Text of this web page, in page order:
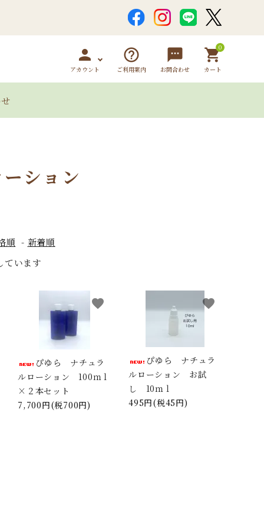
person
アカウント
help_outline
ご利用案内
sms
お問合わせ
0
shopping_cart
カート
ウダー類
ャルオイル
ルE ヒマシ油
アーユルV 膝用オイ
（鼻用）
ション
順 - 新着順
います
ぴゆら ナチュラ
ルローション 100ｍｌ
×２本セット
7,700円(税700円)
favorite
ぴゆら ナチュラ
ルローション お試
し 10ｍｌ
495円(税45円)
favorite